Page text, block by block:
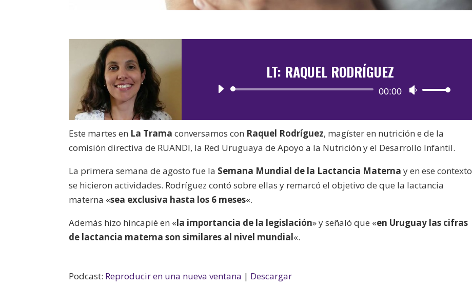
LT: RAQUEL RODRÍGUEZ
Reproductor
audio
00:00
Utiliza
teclas
de
flecha
para
aumentar
disminuir
Este martes en La Trama conversamos con Raquel Rodríguez, magíster en nutrición e de la
comisión directiva de RUANDI, la Red Uruguaya de Apoyo a la Nutrición y el Desarrollo Infantil.
La primera semana de agosto fue la Semana Mundial de la Lactancia Materna y en ese contexto
se hicieron actividades. Rodríguez contó sobre ellas y remarcó el objetivo de que la lactancia
materna «sea exclusiva hasta los 6 meses«.
Además hizo hincapié en «la importancia de la legislación» y señaló que «en Uruguay las cifras
de lactancia materna son similares al nivel mundial«.
Podcast: Reproducir en una nueva ventana | Descargar